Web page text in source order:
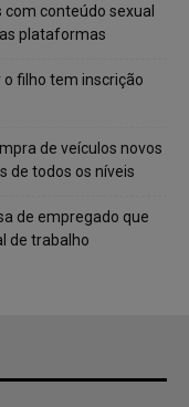
com conteúdo sexual
plataformas
filho tem inscrição
de veículos novos
de todos os níveis
de empregado que
de trabalho